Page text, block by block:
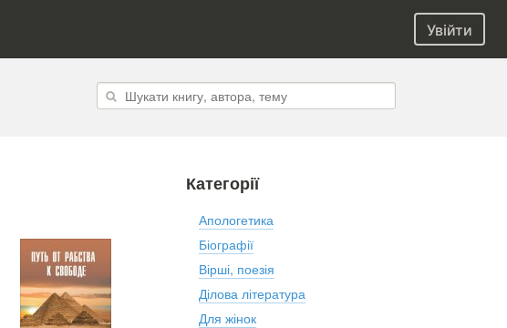
Увійти
Категорії
Апологетика
Біографії
Вірші, поезія
Ділова література
Для жінок